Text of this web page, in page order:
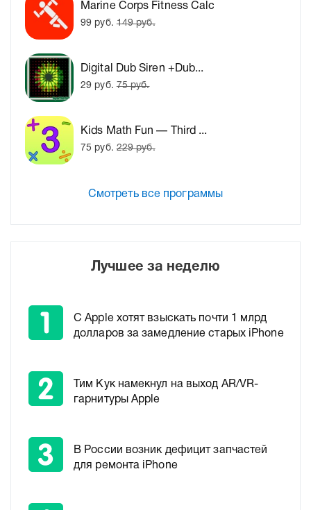
Marine Corps Fitness Calc
99 руб. 149 руб.
Digital Dub Siren +Dub...
29 руб. 75 руб.
Kids Math Fun — Third ...
75 руб. 229 руб.
Смотреть все программы
Лучшее за неделю
С Apple хотят взыскать почти 1 млрд
долларов за замедление старых iPhone
Тим Кук намекнул на выход AR/VR-
гарнитуры Apple
В России возник дефицит запчастей
для ремонта iPhone